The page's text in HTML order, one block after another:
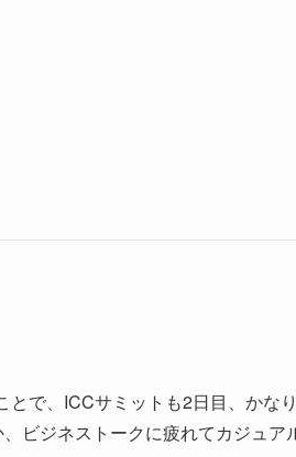
で、ICCサミットも2日目、かな
ビジネストークに疲れてカジュア